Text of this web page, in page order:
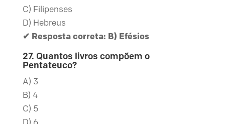
C) Filipenses
D) Hebreus
✔ Resposta correta: B) Efésios
27. Quantos livros compõem o
Pentateuco?
A) 3
B) 4
C) 5
D) 6